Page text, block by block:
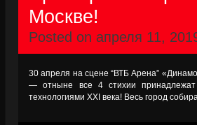
Москве!
Posted on апреля 11,
30 апреля на сцене “ВТБ Арена”
— отныне все 4 стихии принадлежат
технологиями XXI века! Весь город